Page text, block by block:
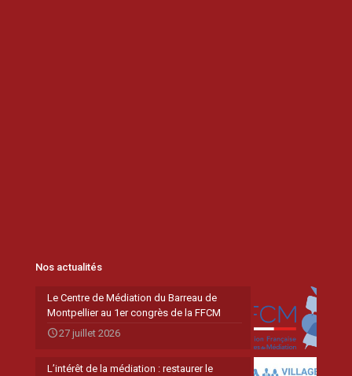
Nos actualités
Le Centre de Médiation du Barreau de
Montpellier au 1er congrès de la FFCM
27 juillet 2026
L’intérêt de la médiation : restaurer le